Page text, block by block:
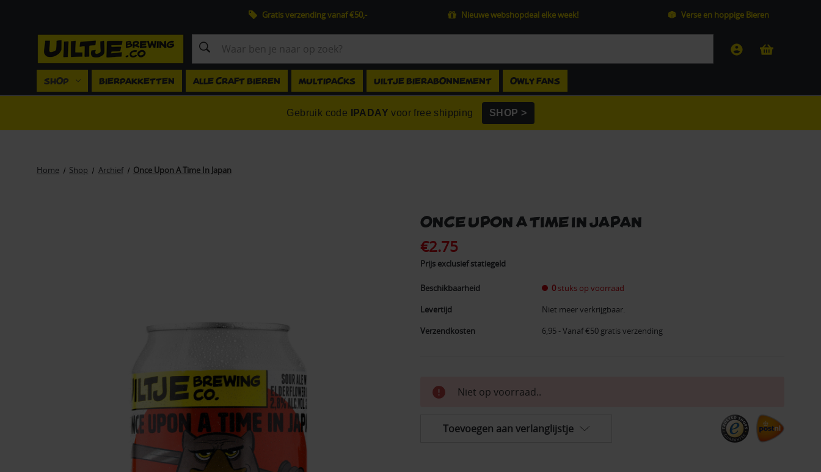
Gratis verzending vanaf €50,- Nieuwe webshopdeal elke week! Verse en hoppige Bieren
Zoeken
SHOP BIERPAKKETTEN ALLE CRAFT BIEREN MULTIPACKS UILTJE BIERABONNEMENT OWLY FANS
Gebruik code IPADAY voor free shipping SHOP >
Home Shop Archief Once Upon A Time In Japan
Once Upon A Time In Japan
€2.75
Prijs exclusief statiegeld
Beschikbaarheid 0stuks op voorraad
Levertijd
Niet meer verkrijgbaar.
Verzendkosten
6,95 - Vanaf €50 gratis verzending
voorraad:
Niet op voorraad..
Toevoegen aan verlanglijstje